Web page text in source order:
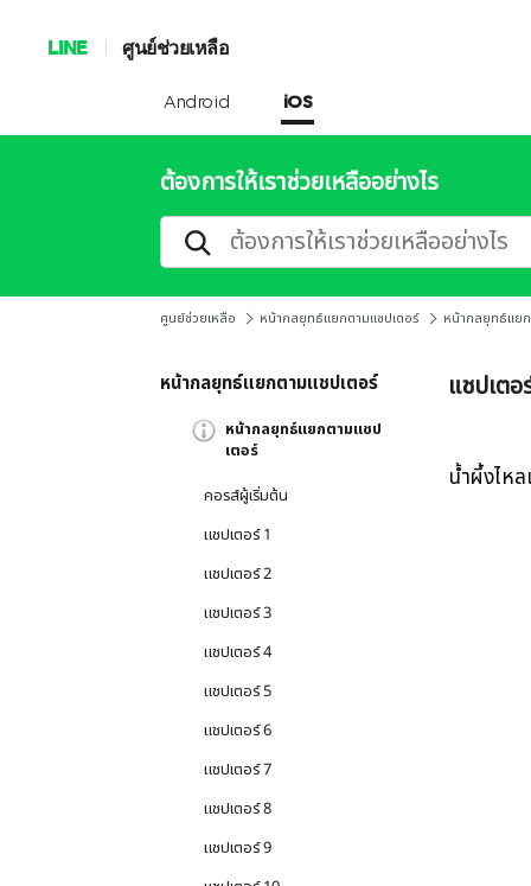
LINE ศูนย์ช่วยเหลือ
Android iOS
ต้องการให้เราช่วยเหลืออย่างไร
ศูนย์ช่วยเหลือ หน้ากลยุทธ์แยกตามแชปเตอร์ หน้ากลยุทธ์แย
หน้ากลยุทธ์แยกตามแชปเตอร์
หน้ากลยุทธ์แยกตามแชป
เตอร์
คอรส์ผู้เริ่มต้น
แชปเตอร์ 1
แชปเตอร์ 2
แชปเตอร์ 3
แชปเตอร์ 4
แชปเตอร์ 5
แชปเตอร์ 6
แชปเตอร์ 7
แชปเตอร์ 8
แชปเตอร์ 9
แชปเตอ
น้ำผึ้งไห